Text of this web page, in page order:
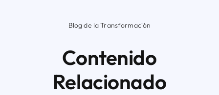
Blog de la Transformación
Contenido
Relacionado